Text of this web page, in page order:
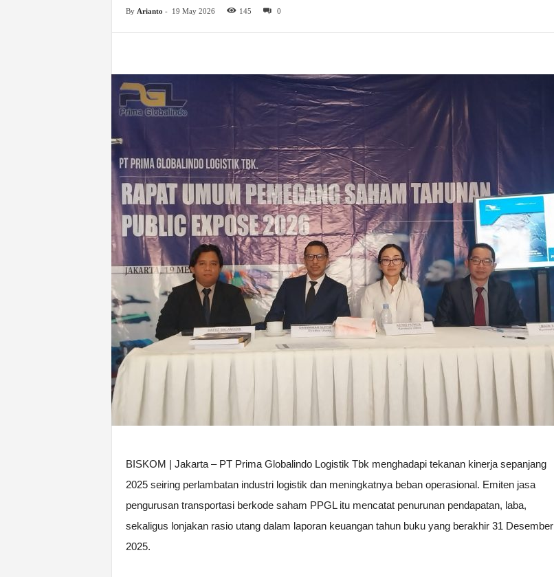
By Arianto - 19 May 2026 145 0
BISKOM | Jakarta – PT Prima Globalindo Logistik Tbk menghadapi tekanan kinerja sepanjang
2025 seiring perlambatan industri logistik dan meningkatnya beban operasional. Emiten jasa
pengurusan transportasi berkode saham PPGL itu mencatat penurunan pendapatan, laba,
sekaligus lonjakan rasio utang dalam laporan keuangan tahun buku yang berakhir 31 Desember
2025.